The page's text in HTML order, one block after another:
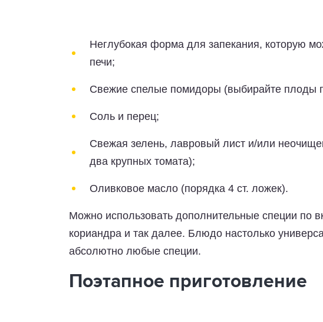
Неглубокая форма для запекания, которую
печи;
Свежие спелые помидоры (выбирайте плоды
Соль и перец;
Свежая зелень, лавровый лист и/или
два крупных томата);
Оливковое масло (порядка 4 ст. ложек).
Можно использовать дополнительные специи по
кориандра и так далее. Блюдо настолько
абсолютно любые специи.
Поэтапное приготовление